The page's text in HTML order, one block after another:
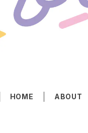
HOME ABOUT